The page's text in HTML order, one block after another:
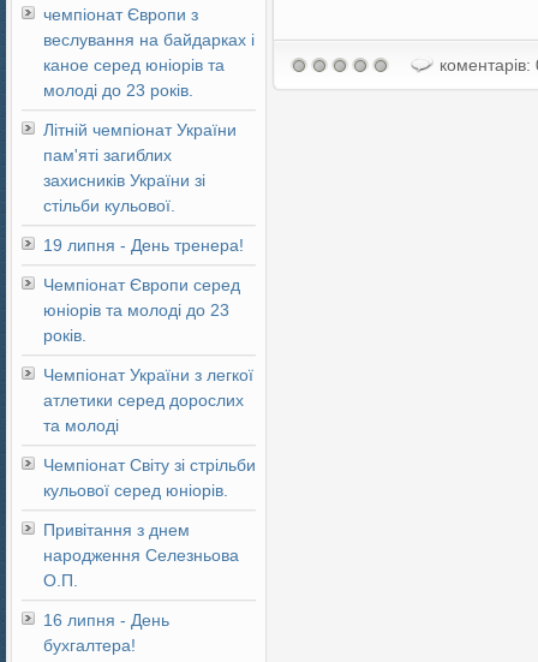
чемпіонат Європи з
веслування на байдарках і
каное серед юніорів та
молоді до 23 років.
Літній чемпіонат України
пам'яті загиблих
захисників України зі
стільби кульової.
19 липня - День тренера!
Чемпіонат Європи серед
юніорів та молоді до 23
років.
Чемпіонат України з легкої
атлетики серед дорослих
та молоді
Чемпіонат Світу зі стрільби
кульової серед юніорів.
Привітання з днем
народження Селезньова
О.П.
16 липня - День
бухгалтера!
коментарів: